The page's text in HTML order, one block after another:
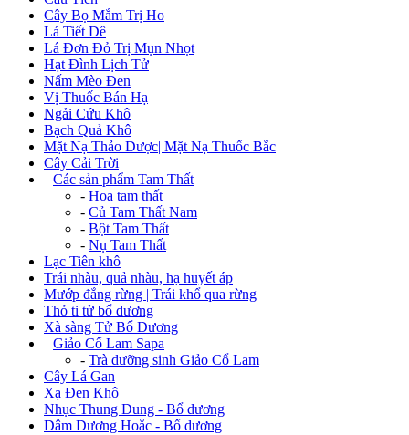
Cây Bọ Mắm Trị Ho
Lá Tiết Dê
Lá Đơn Đỏ Trị Mụn Nhọt
Hạt Đình Lịch Tử
Nấm Mèo Đen
Vị Thuốc Bán Hạ
Ngải Cứu Khô
Bạch Quả Khô
Mặt Nạ Thảo Dược| Mặt Nạ Thuốc Bắc
Cây Cải Trời
Các sản phẩm Tam Thất
- Hoa tam thất
- Củ Tam Thất Nam
- Bột Tam Thất
- Nụ Tam Thất
Lạc Tiên khô
Trái nhàu, quả nhàu, hạ huyết áp
Mướp đắng rừng | Trái khổ qua rừng
Thỏ ti tử bổ dương
Xà sàng Tử Bổ Dương
Giảo Cổ Lam Sapa
- Trà dưỡng sinh Giảo Cổ Lam
Cây Lá Gan
Xạ Đen Khô
Nhục Thung Dung - Bổ dương
Dâm Dương Hoắc - Bổ dương